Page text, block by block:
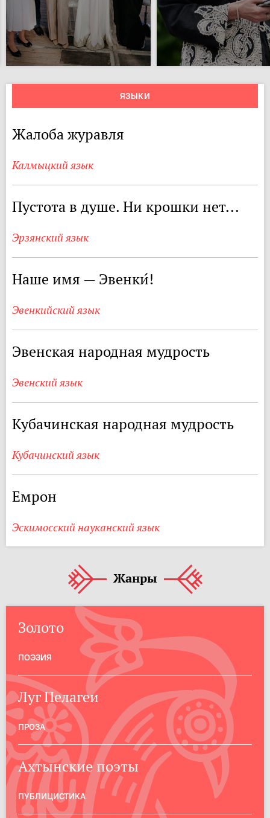
ЯЗЫКИ
Жалоба журавля
Калмыцкий язык
Пустота в душе. Ни крошки нет...
Эрзянский язык
Наше имя — Эвенки́!
Эвенкийский язык
Эвенская народная мудрость
Эвенский язык
Кубачинская народная мудрость
Кубачинский язык
Емрон
Эскимосский науканский язык
Жанры
Золото
ПОЭЗИЯ
Луг Пелагеи
ПРОЗА
Ахтынские поэты
ПУБЛИЦИСТИКА